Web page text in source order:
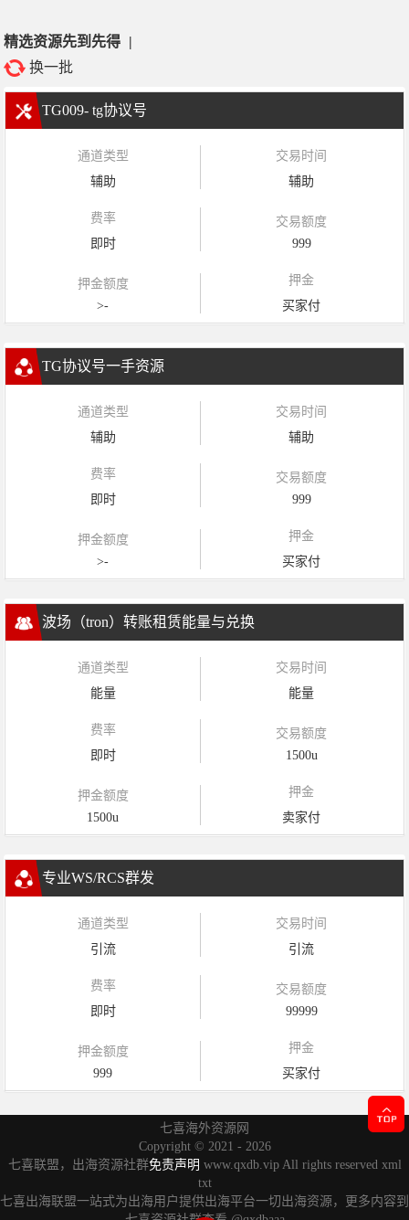
精选资源先到先得 |
换一批
TG009- tg协议号
通道类型
辅助
交易时间
辅助
费率
即时
交易额度
999
押金额度
>-
押金
买家付
TG协议号一手资源
通道类型
辅助
交易时间
辅助
费率
即时
交易额度
999
押金额度
>-
押金
买家付
波场（tron）转账租赁能量与兑换
通道类型
能量
交易时间
能量
费率
即时
交易额度
1500u
押金额度
1500u
押金
卖家付
专业WS/RCS群发
通道类型
引流
交易时间
引流
费率
即时
交易额度
99999
押金额度
999
押金
买家付
七喜海外资源网
Copyright © 2021 - 2026
七喜联盟，出海资源社群免责声明 www.qxdb.vip All rights reserved xml
txt
七喜出海联盟一站式为出海用户提供出海平台一切出海资源，更多内容到